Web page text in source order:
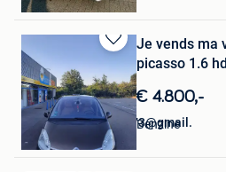
Borgerhout
Bewaren
in
Mijn
Favorieten
Je vends ma
picasso 1.6
€ 4.800,-
Benzine
Lemnouaryousef1973@gmail.
Glain & Partie Ans